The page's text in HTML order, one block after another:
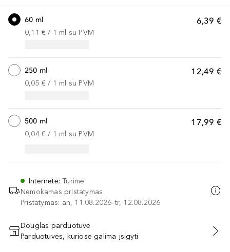
6,39 €
60 ml
0,11 € / 1 ml su PVM
12,49 €
250 ml
0,05 € / 1 ml su PVM
17,99 €
500 ml
0,04 € / 1 ml su PVM
Internete:Turime
Nemokamas pristatymas
Pristatymas: an, 11.08.2026–tr, 12.08.2026
PRIDĖTI Į KREPŠELĮ
Douglas parduotuvė
Parduotuvės, kuriose galima įsigyti